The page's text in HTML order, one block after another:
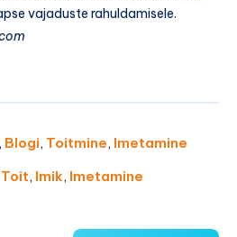
vajaduste rahuldamisele.
, Blogi, Toitmine, Imetamine
Toit, Imik, Imetamine